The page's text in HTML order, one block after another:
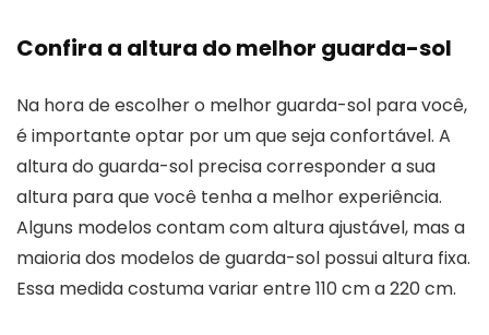
Confira a altura do melhor guarda-sol
Na hora de escolher o melhor guarda-sol para você,
é importante optar por um que seja confortável. A
altura do guarda-sol precisa corresponder a sua
altura para que você tenha a melhor experiência.
Alguns modelos contam com altura ajustável, mas a
maioria dos modelos de guarda-sol possui altura fixa.
Essa medida costuma variar entre 110 cm a 220 cm.